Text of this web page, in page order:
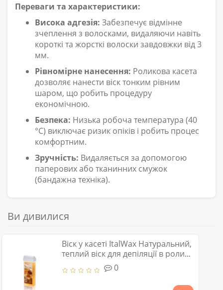
Переваги та характеристики:
Висока адгезія: Забезпечує відмінне
зчеплення з волосками, видаляючи навіть
короткі та жорсткі волоски завдовжки від 3
мм.
Рівномірне нанесення: Роликова касета
дозволяє нанести віск тонким рівним
шаром, що робить процедуру
економічною.
Безпека: Низька робоча температура (40
°C) виключає ризик опіків і робить процес
комфортним.
Зручність: Видаляється за допомогою
паперових або тканинних смужок
(бандажна техніка).
Ви дивилися
Віск у касеті ItalWax Натуральний,
теплий віск для депіляції в ролику
100 мл (ІталВакс)
0